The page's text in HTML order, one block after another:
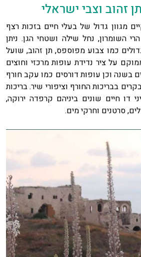
זהוב וצבי ישראלי
מגוון גדול של בעלי חיים בזכות רצף
השומרון, נחל שילה ושטחי הגן. ניתן
כמו צבוע מפוספס, תן זהוב, שועל
על ציר נדידת עופות מרכזי וחוצים
בשנה וכן עופות דורסים כמו עקב חורף
בבריכות החורף וציפורי שיר. בריכות
דו חיים שונים ביניהם קרפדה ירוקה,
סרטנים וחרקי מים.